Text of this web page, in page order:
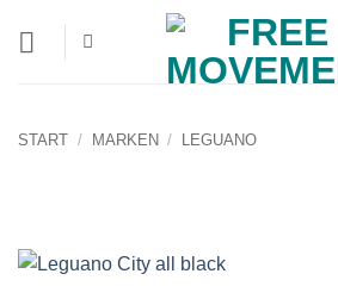
START / MARKEN / LEGUANO